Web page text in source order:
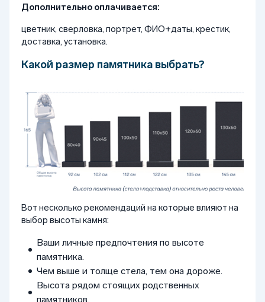
Дополнительно оплачивается:
цветник, сверловка, портрет, ФИО+даты, крестик,
доставка, установка.
Какой размер памятника выбрать?
Вот несколько рекомендаций на которые влияют на
выбор высоты камня:
Ваши личные предпочтения по высоте
памятника.
Чем выше и толще стела, тем она дороже.
Высота рядом стоящих родственных
памятников.